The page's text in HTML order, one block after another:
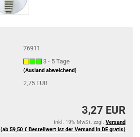
76911
3 - 5 Tage
(Ausland abweichend)
2,75 EUR
3,27 EUR
inkl. 19% MwSt. zzgl. Versand
(ab 59,50 € Bestellwert ist der Versand in DE gratis)